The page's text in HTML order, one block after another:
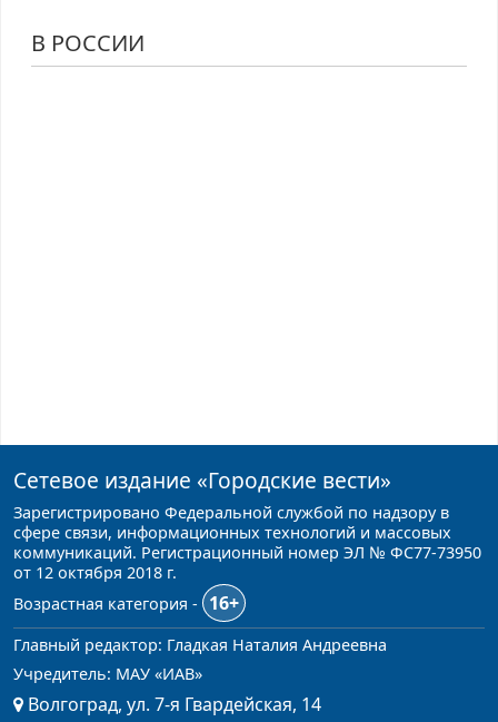
В РОССИИ
Сетевое издание «Городские вести»
Зарегистрировано Федеральной службой по надзору в
сфере связи, информационных технологий и массовых
коммуникаций. Регистрационный номер ЭЛ № ФС77-73950
от 12 октября 2018 г.
Возрастная категория -
16+
Главный редактор: Гладкая Наталия Андреевна
Учредитель: МАУ «ИАВ»
Волгоград, ул. 7-я Гвардейская, 14